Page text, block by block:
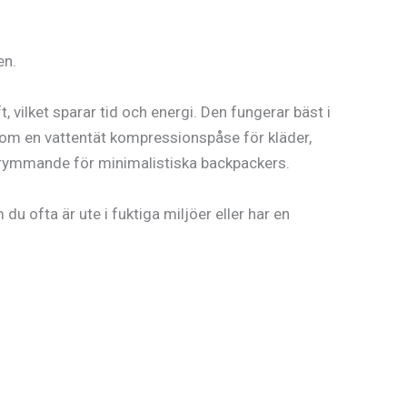
vilket sparar tid och energi. Den fungerar bäst i
en vattentät kompressionspåse för kläder,
för minimalistiska backpackers.
ofta är ute i fuktiga miljöer eller har en